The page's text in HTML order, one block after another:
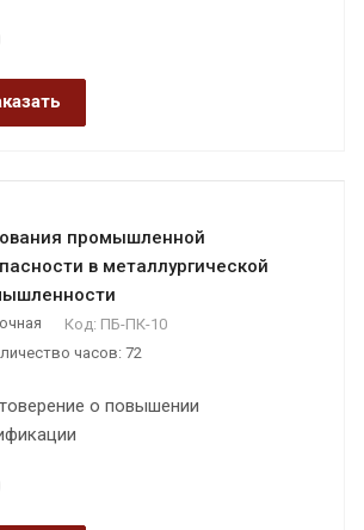
промышленной
в металлургической
Код: ПБ-ПК-10
часов: 72
о повышении